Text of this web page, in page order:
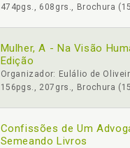
474pgs., 608grs., Brochura
Mulher, A - Na Visão
Edição
Organizador: Eulálio de
156pgs., 207grs., Brochura
Confissões de Um
Semeando Livros